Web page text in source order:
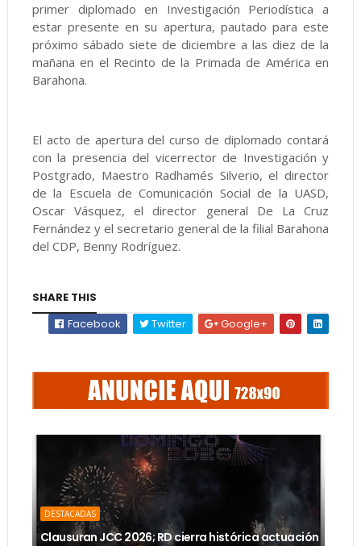
primer diplomado en Investigación Periodística a
estar presente en su apertura, pautado para este
próximo sábado siete de diciembre a las diez de la
mañana en el Recinto de la Primada de América en
Barahona.
El acto de apertura del curso de diplomado contará
con la presencia del vicerrector de Investigación y
Postgrado, Maestro Radhamés Silverio, el director
de la Escuela de Comunicación Social de la UASD,
Oscar Vásquez, el director general De La Cruz
Fernández y el secretario general de la filial Barahona
del CDP, Benny Rodríguez.
SHARE THIS
Facebook
Twitter Google+
DESTACADAS
Clausuran JCC 2026; RD cierra histórica actuación